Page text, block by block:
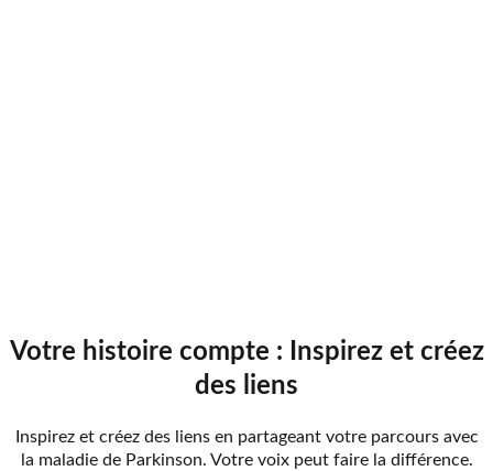
Votre histoire compte : Inspirez et créez
des liens
Inspirez et créez des liens en partageant votre parcours avec
la maladie de Parkinson. Votre voix peut faire la différence.